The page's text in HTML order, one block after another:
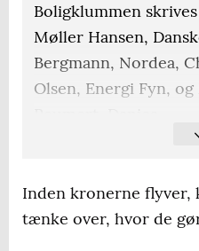
Boligklummen
Møller Hansen,
Bergmann, Nordea,
Olsen, Energi Fyn,
Inden kronerne
tænke over, hvor de